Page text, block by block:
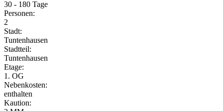
30 - 180 Tage
Personen:
2
Stadt:
Tuntenhausen
Stadtteil:
Tuntenhausen
Etage:
1. OG
Nebenkosten:
enthalten
Kaution: